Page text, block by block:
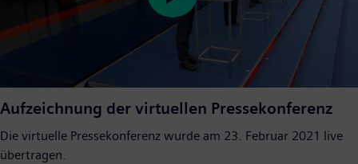
Play
Video
Aufzeichnung der virtuellen Pressekonferenz
Die virtuelle Pressekonferenz wurde am 23. Februar 2021 live
übertragen.